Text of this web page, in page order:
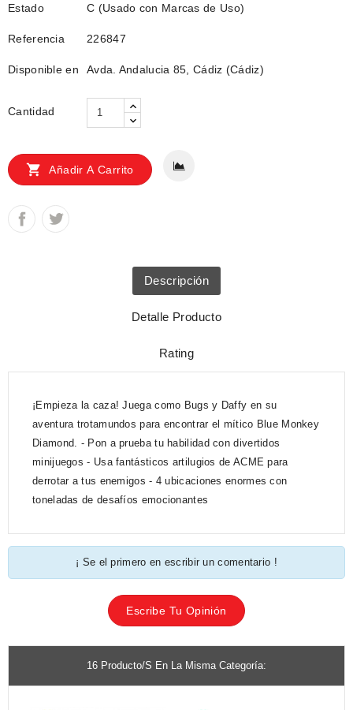
Estado C (Usado con Marcas de Uso)
Referencia 226847
Disponible en Avda. Andalucia 85, Cádiz (Cádiz)
Cantidad
 Añadir A Carrito
Descripción
Detalle Producto
Rating
¡Empieza la caza! Juega como Bugs y Daffy en su
aventura trotamundos para encontrar el mítico Blue Monkey
Diamond. - Pon a prueba tu habilidad con divertidos
minijuegos - Usa fantásticos artilugios de ACME para
derrotar a tus enemigos - 4 ubicaciones enormes con
toneladas de desafíos emocionantes
¡ Se el primero en escribir un comentario !
Escribe Tu Opinión
16 Producto/s En La Misma Categoría: